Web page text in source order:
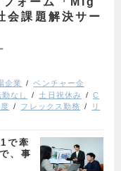
課題解決サー
企業
ベンチャー企
勤なし 土日祝休み
C
フレックス勤務
リ
で牽
、事